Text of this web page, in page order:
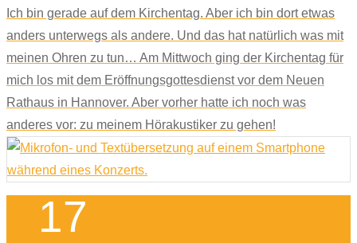
Ich bin gerade auf dem Kirchentag. Aber ich bin dort etwas
anders unterwegs als andere. Und das hat natürlich was mit
meinen Ohren zu tun… Am Mittwoch ging der Kirchentag für
mich los mit dem Eröffnungsgottesdienst vor dem Neuen
Rathaus in Hannover. Aber vorher hatte ich noch was
anderes vor: zu meinem Hörakustiker zu gehen!
17